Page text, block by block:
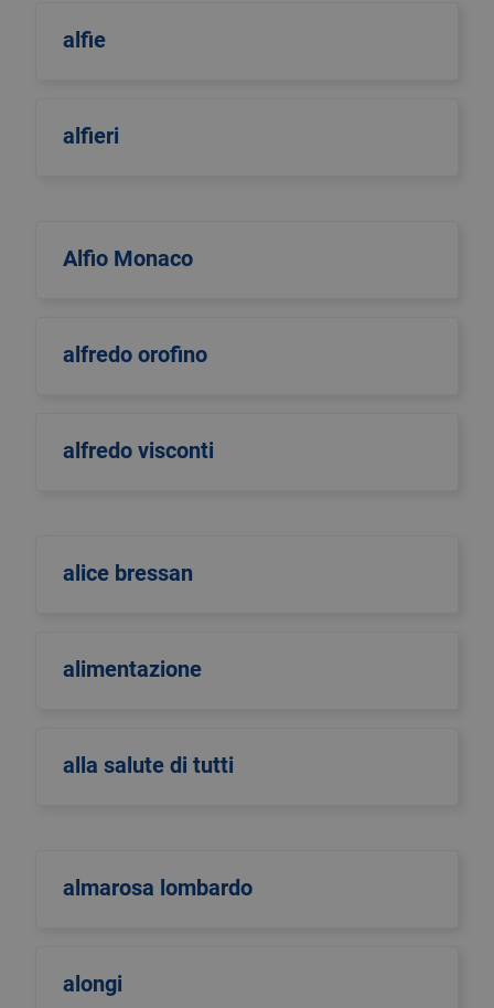
alfie
alfieri
Alfio Monaco
alfredo orofino
alfredo visconti
alice bressan
alimentazione
alla salute di tutti
almarosa lombardo
alongi